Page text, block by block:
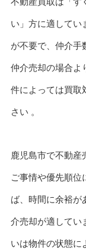
い」方に適してい
が不要で、仲介手
仲介売却の場合よ
件によっては買取
さい 。
鹿児島市で不動産
ご事情や優先順位
ば、時間に余裕が
介売却が適してい
いは物件の状態に